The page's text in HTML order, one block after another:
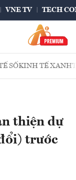
VNE TV TECH
SỐKINH TẾ XANH
thiện dự
trước